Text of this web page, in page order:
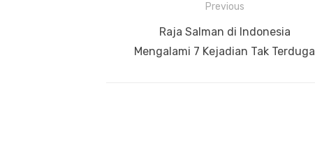
Navigasi
pos
Previous
Previous
post:
Raja Salman di Indonesia
Mengalami 7 Kejadian Tak Terduga